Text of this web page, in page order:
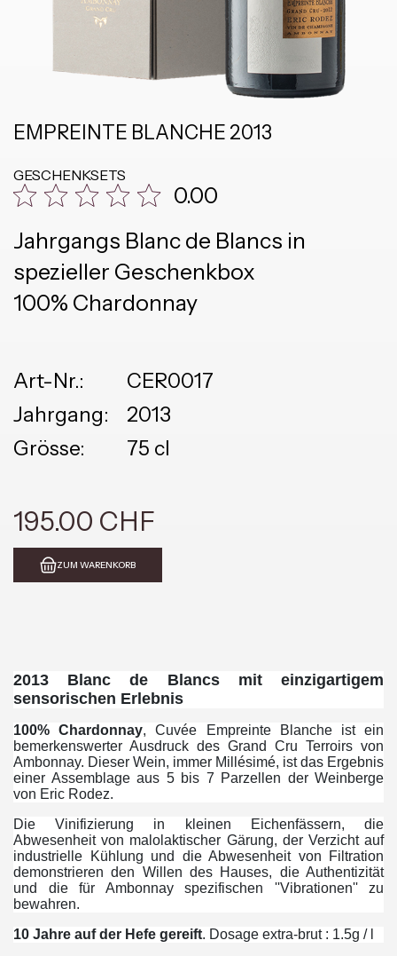
EMPREINTE BLANCHE 2013
GESCHENKSETS
0.00
Jahrgangs Blanc de Blancs in
spezieller Geschenkbox
100% Chardonnay
Art-Nr.:
CER0017
Jahrgang:
2013
Grösse:
75 cl
195.00 CHF
ZUM WARENKORB
2013 Blanc de Blancs mit einzigartigem
sensorischen Erlebnis
100% Chardonnay, Cuvée Empreinte Blanche ist ein
bemerkenswerter Ausdruck des Grand Cru Terroirs von
Ambonnay. Dieser Wein, immer Millésimé, ist das Ergebnis
einer Assemblage aus 5 bis 7 Parzellen der Weinberge
von Eric Rodez.
Die Vinifizierung in kleinen Eichenfässern, die
Abwesenheit von malolaktischer Gärung, der Verzicht auf
industrielle Kühlung und die Abwesenheit von Filtration
demonstrieren den Willen des Hauses, die Authentizität
und die für Ambonnay spezifischen ''Vibrationen'' zu
bewahren.
10 Jahre auf der Hefe gereift. Dosage extra-brut : 1.5g / l